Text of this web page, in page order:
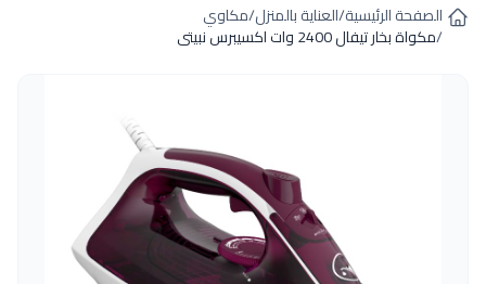
الصفحة الرئيسية/العناية بالمنزل/مكاوي
/مكواة بخار تيفال 2400 وات اكسيبرس نبيتى